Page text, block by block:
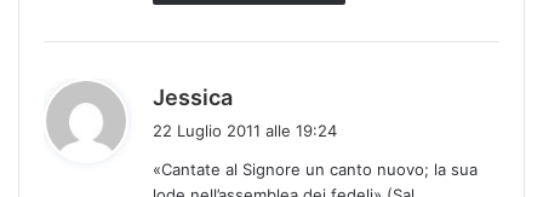
Jessica
e
22 Luglio 2011 alle 19:24
«Cantate al Signore un canto nuovo; la sua